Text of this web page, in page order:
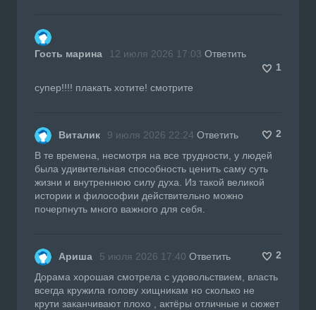
Гость марина 12 июля 2026 17:03 Ответить
1
супер!!!! плакать хотите! смотрите
Виталик 9 июля 2026 22:24 Ответить
2
В те времена, несмотря на все трудности, у людей
была удивительная способность ценить саму суть
жизни и внутреннюю силу духа. Из такой великой
истории и философии действительно можно
почерпнуть много важного для себя.
Ариша 5 июля 2026 17:40 Ответить
2
Дорама хорошая смотрела с удовольствием, власть
всегда кружила голову хищникам но сколько не
крути заканчивают плохо , актёры отличные и сюжет